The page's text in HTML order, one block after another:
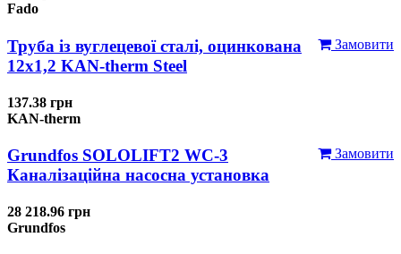
Fado
Замовити
Труба із вуглецевої сталі, оцинкована
12x1,2 KAN-therm Steel
137.38 грн
KAN-therm
Замовити
Grundfos SOLOLIFT2 WC-3
Каналізаційна насосна установка
28 218.96 грн
Grundfos